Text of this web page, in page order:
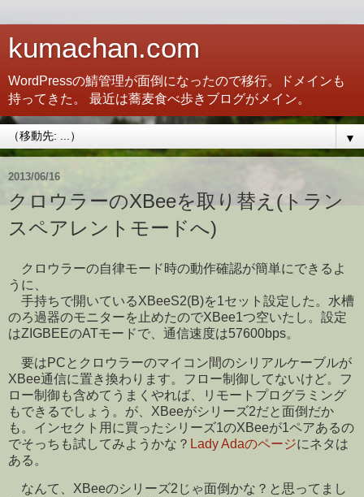
kumachan.com
WordPressの鯖管理が面倒になったので移行。ドメインも
持ってきた。 最近は蕎麦食べ歩きブログがメイン。
▼
2013/06/16
クロウラーのXBeeを取り替え(トラン
スペアレントモードへ)
クロウラーの自律モード時の動作確認が簡単にできるよ
うに、
手持ちで開いているXBeeS2(B)を1セット設定した。水槽
のろ過器のモニターを止めたのでXBee1つ空いたし。設定
はZIGBEEのATモードで、通信速度は57600bps。
要はPCとクロウラーのマイコン間のシリアルケーブルが
XBee通信に置き換わります。フロー制御してないけど。フ
ロー制御も含めてうまくやれば、リモートプログラミング
もできるでしょう。が、XBeeがシリーズ2だと面倒だか
も。インセクト用に買ったシリーズ1のXBeeが1ペアあるの
でそっちも試してみようかな？ Lady Adaのページにネタは
ある。
なんて、XBeeのシリーズ2じゃ面倒かな？と思ってまし